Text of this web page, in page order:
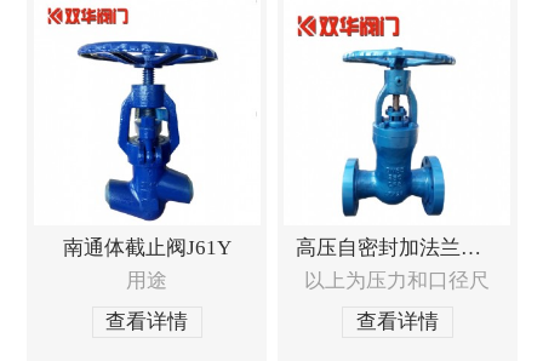
南通体截止阀J61Y
用途
查看详情
高压自密封加法兰闸阀Z41Y
以上为压力和口径尺
查看详情